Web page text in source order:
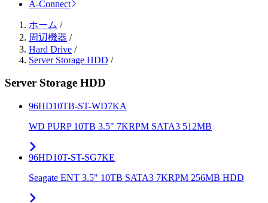
A-Connect
ホーム /
周辺機器 /
Hard Drive /
Server Storage HDD /
Server Storage HDD
96HD10TB-ST-WD7KA
WD PURP 10TB 3.5" 7KRPM SATA3 512MB
96HD10T-ST-SG7KE
Seagate ENT 3.5" 10TB SATA3 7KRPM 256MB HDD